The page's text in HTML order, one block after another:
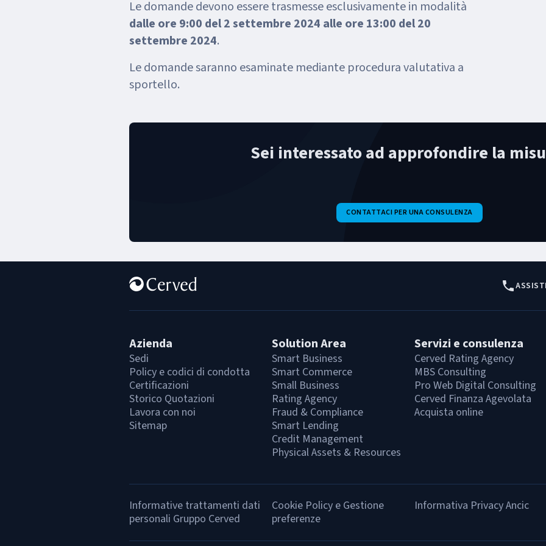
Le domande devono essere trasmesse esclusivamente in modalità
dalle ore 9:00 del 2 settembre 2024 alle ore 13:00 del 20
settembre 2024.
Le domande saranno esaminate mediante procedura valutativa a
sportello.
Sei interessato ad approfondire la
CONTATTACI PER UNA CONSULENZA
Azienda
Sedi
Policy e codici di condotta
Certificazioni
Storico Quotazioni
Lavora con noi
Sitemap
Solution Area
Smart Business
Smart Commerce
Small Business
Rating Agency
Fraud & Compliance
Smart Lending
Credit Management
Physical Assets & Resources
Servizi e consulenza
Cerved Rating Agency
MBS Consulting
Pro Web Digital Consulting
Cerved Finanza Agevolata
Acquista online
Informative trattamenti dati
personali Gruppo Cerved
Cookie Policy e Gestione
preferenze
Informativa Privacy Ancic